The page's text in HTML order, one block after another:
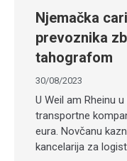
Njemačka
prevoznika
tahografom
30/08/2023
U Weil am Rheinu
transportne
eura. Novčanu
kancelarija za